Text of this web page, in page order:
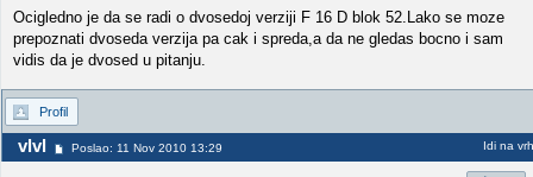
Ocigledno je da se radi o dvosedoj verziji F 16 D blok 52.Lako se moze
prepoznati dvoseda verzija pa cak i spreda,a da ne gledas bocno i sam
vidis da je dvosed u pitanju.
Profil
vlvl Poslao: 11 Nov 2010 13:29 Idi na vrh